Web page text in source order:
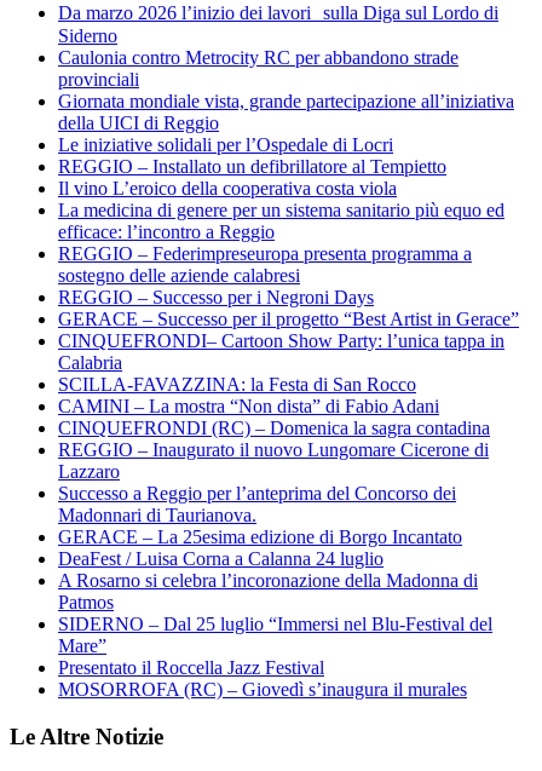
Da marzo 2026 l’inizio dei lavori sulla Diga sul Lordo di
Siderno
Caulonia contro Metrocity RC per abbandono strade
provinciali
Giornata mondiale vista, grande partecipazione all’iniziativa
della UICI di Reggio
Le iniziative solidali per l’Ospedale di Locri
REGGIO – Installato un defibrillatore al Tempietto
Il vino L’eroico della cooperativa costa viola
La medicina di genere per un sistema sanitario più equo ed
efficace: l’incontro a Reggio
REGGIO – Federimpreseuropa presenta programma a
sostegno delle aziende calabresi
REGGIO – Successo per i Negroni Days
GERACE – Successo per il progetto “Best Artist in Gerace”
CINQUEFRONDI– Cartoon Show Party: l’unica tappa in
Calabria
SCILLA-FAVAZZINA: la Festa di San Rocco
CAMINI – La mostra “Non dista” di Fabio Adani
CINQUEFRONDI (RC) – Domenica la sagra contadina
REGGIO – Inaugurato il nuovo Lungomare Cicerone di
Lazzaro
Successo a Reggio per l’anteprima del Concorso dei
Madonnari di Taurianova.
GERACE – La 25esima edizione di Borgo Incantato
DeaFest / Luisa Corna a Calanna 24 luglio
A Rosarno si celebra l’incoronazione della Madonna di
Patmos
SIDERNO – Dal 25 luglio “Immersi nel Blu-Festival del
Mare”
Presentato il Roccella Jazz Festival
MOSORROFA (RC) – Giovedì s’inaugura il murales
Le Altre Notizie